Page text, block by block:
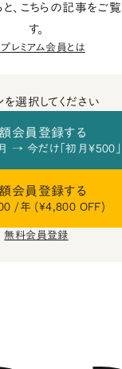
、こちらの記事をご
す。
プレミアム会員とは
を選択してください
会員登録する
→ 今だけ「初月¥500」
会員登録する
/年 (¥4,800 OFF)
無料会員登録